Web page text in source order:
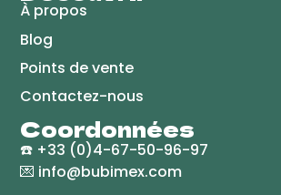
À propos
Blog
Points de vente
Contactez-nous
Coordonnées
☎️ +33 (0)4-67-50-96-97
💌 info@bubimex.com